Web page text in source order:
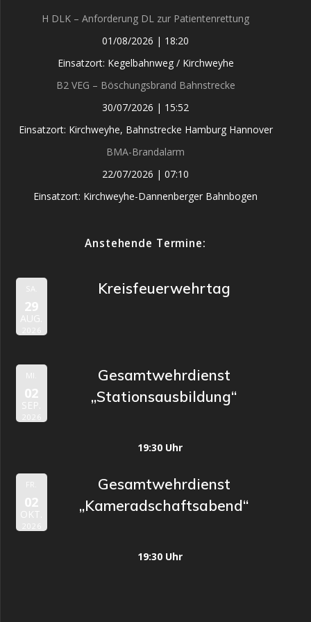
H DLK – Anforderung DL zur Patientenrettung
01/08/2026 | 18:20
Einsatzort: Kegelbahnweg / Kirchweyhe
B2 VEG – Böschungsbrand Bahnstrecke
30/07/2026 | 15:52
Einsatzort: Kirchweyhe, Bahnstrecke Hamburg Hannover
BMA-Brandalarm
22/07/2026 | 07:10
Einsatzort: Kirchweyhe-Dannenberger Bahnbogen
Anstehende Termine:
SA.
29
AUG.
2026
Kreisfeuerwehrtag
MI.
02
SEP.
2026
Gesamtwehrdienst
„Stationsausbildung“
19:30 Uhr
FR.
02
OKT.
2026
Gesamtwehrdienst
„Kameradschaftsabend“
19:30 Uhr